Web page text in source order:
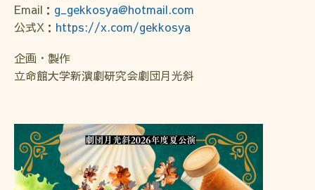
Email： g_gekkosya@hotmail.com
公式X： https://x.com/gekkosya
企画・製作
立命館大学新演劇研究会劇団月光斜